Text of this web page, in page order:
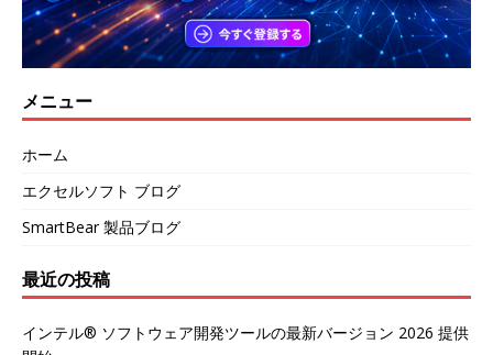
メニュー
ホーム
エクセルソフト ブログ
SmartBear 製品ブログ
最近の投稿
インテル® ソフトウェア開発ツールの最新バージョン 2026 提供